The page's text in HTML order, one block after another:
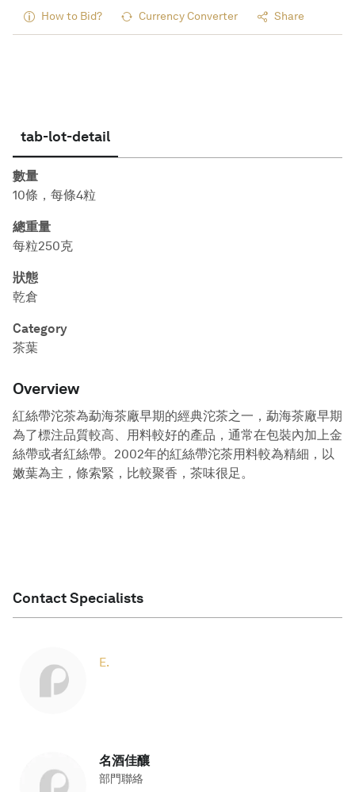
How to Bid? Currency Converter Share
tab-lot-detail
數量
10條，每條4粒
總重量
每粒250克
狀態
乾倉
Category
茶葉
Overview
紅絲帶沱茶為勐海茶廠早期的經典沱茶之一，勐海茶廠早期
為了標注品質較高、用料較好的產品，通常在包裝內加上金
絲帶或者紅絲帶。2002年的紅絲帶沱茶用料較為精細，以
嫩葉為主，條索緊，比較聚香，茶味很足。
Contact Specialists
E.
名酒佳釀
部門聯絡